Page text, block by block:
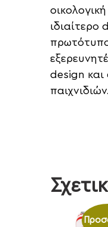
ιδιαίτερο
design και
παιχνιδιών.